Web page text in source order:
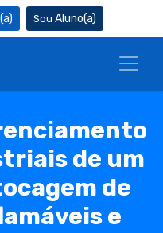
Aluno(a)
de um
de
e